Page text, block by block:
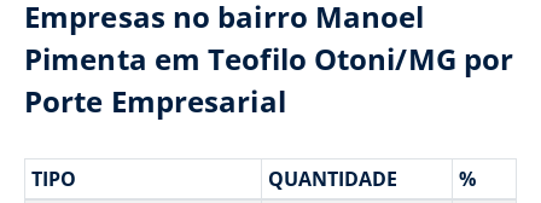
Empresas no bairro Manoel
Pimenta em Teofilo Otoni/MG por
Porte Empresarial
TIPO QUANTIDADE %